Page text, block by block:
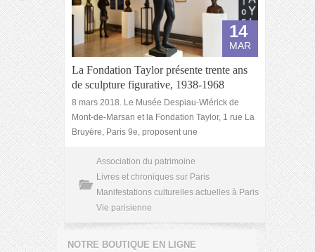
14
MAR
La Fondation Taylor présente trente ans
de sculpture figurative, 1938-1968
8 mars 2018. Le Musée Despiau-Wlérick de
Mont-de-Marsan et la Fondation Taylor, 1 rue La
Bruyère, Paris 9e, proposent une
Association du patrimoine
Livres et chroniques sur Paris
Manifestations culturelles actuelles à Paris
Vie parisienne
NOTRE BOUTIQUE EN LIGNE